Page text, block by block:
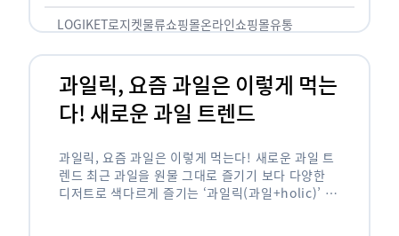
LOGIKET로지켓물류쇼핑몰온라인쇼핑몰유통
과일릭, 요즘 과일은 이렇게 먹는
다! 새로운 과일 트렌드
과일릭, 요즘 과일은 이렇게 먹는다! 새로운 과일 트
렌드 최근 과일을 원물 그대로 즐기기 보다 다양한
디저트로 색다르게 즐기는 ‘과일릭(과일+holic)’ 트